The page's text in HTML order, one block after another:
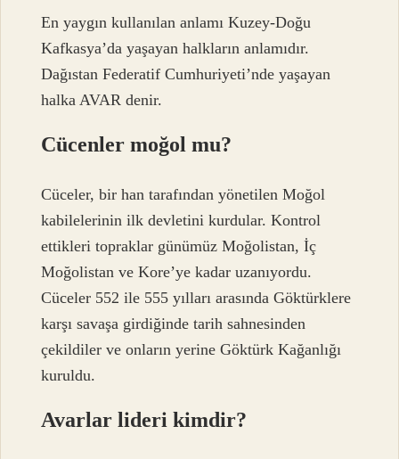
En yaygın kullanılan anlamı Kuzey-Doğu
Kafkasya’da yaşayan halkların anlamıdır.
Dağıstan Federatif Cumhuriyeti’nde yaşayan
halka AVAR denir.
Cücenler moğol mu?
Cüceler, bir han tarafından yönetilen Moğol
kabilelerinin ilk devletini kurdular. Kontrol
ettikleri topraklar günümüz Moğolistan, İç
Moğolistan ve Kore’ye kadar uzanıyordu.
Cüceler 552 ile 555 yılları arasında Göktürklere
karşı savaşa girdiğinde tarih sahnesinden
çekildiler ve onların yerine Göktürk Kağanlığı
kuruldu.
Avarlar lideri kimdir?